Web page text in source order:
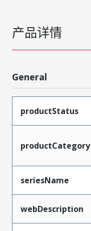
产品详情
General
productStatus
productCategory
seriesName
webDescription